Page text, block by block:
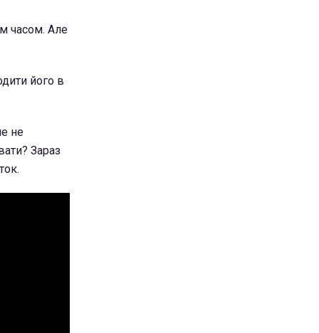
часом. Але
його в
не
Зараз